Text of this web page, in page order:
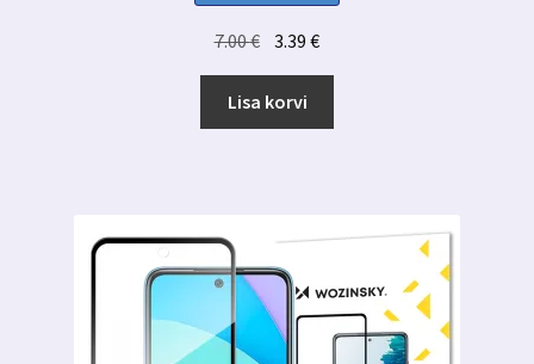
7.00€ Algne
hind
oli:
7.00 €.
3.39€Praegune
hind
3.39 €.
Lisa korvi